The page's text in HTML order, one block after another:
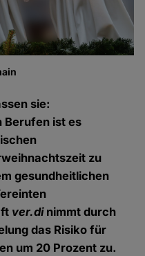
sie:
Berufen ist es
zu
gesundheitlichen
ver.dinimmt durch
das Risiko für
um 20 Prozent zu.